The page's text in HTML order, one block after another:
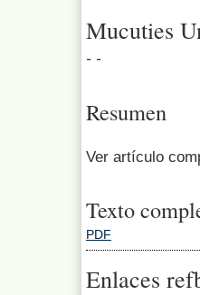
Mucuties
- -
Resumen
Ver artículo
Texto
PDF
Enlaces